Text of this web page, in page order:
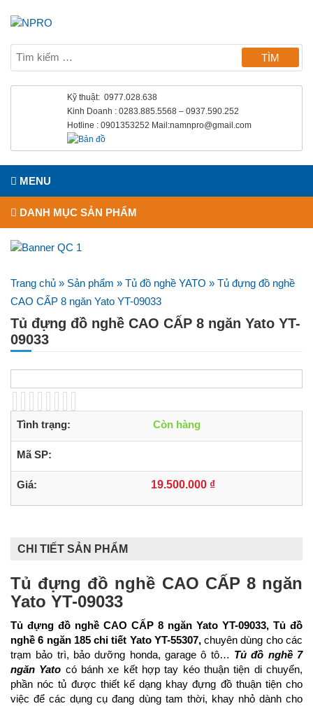
Kỹ thuật: 0977.028.638
Kinh Doanh : 0283.885.5568 – 0937.590.252
Hotline : 0901353252 Mail:namnpro@gmail.com
MENU
DANH MỤC SẢN PHẨM
Trang chủ » Sản phẩm » Tủ đồ nghề YATO » Tủ đựng đồ nghề
CAO CẤP 8 ngăn Yato YT-09033
Tủ đựng đồ nghề CAO CẤP 8 ngăn Yato YT-
09033
Tình trạng: Còn hàng
Mã SP:
Giá: 19.500.000 ₫
CHI TIẾT SẢN PHẨM
Tủ đựng đồ nghề CAO CẤP 8 ngăn
Yato YT-09033
Tủ đựng đồ nghề CAO CẤP 8 ngăn Yato YT-09033, Tủ đồ
nghề 6 ngăn 185 chi tiết Yato YT-55307,chuyên dùng cho các
trạm bảo trì, bảo dưỡng honda, garage ô tô… Tủ đồ nghề 7
ngăn Yato có bánh xe kết hợp tay kéo thuận tiện di chuyển,
phần nóc tủ được thiết kế dạng khay đựng đồ thuận tiện cho
việc để các dụng cụ đang dùng tam thời, khay nhỏ dành cho